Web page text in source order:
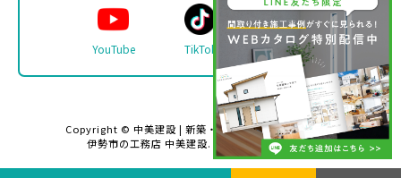
YouTube TikTok LINE
Copyright © 中美建設 | 新築・リフォーム・注文住宅は
伊勢市の工務店 中美建設. All rights reserved.